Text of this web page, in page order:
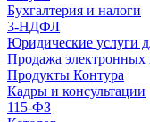
Бухгалтерия и налоги
3-НДФЛ
Юридические услуги
Продажа электронных
Продукты Контура
Кадры и консультации
115-ФЗ